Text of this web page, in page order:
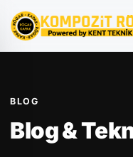
BLOG
Blog &